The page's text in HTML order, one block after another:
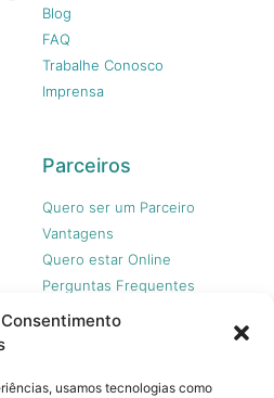
usamos tecnologias como
Blog
FAQ
Trabalhe Conosco
Imprensa
Parceiros
Quero ser um Parceiro
Vantagens
Quero estar Online
Perguntas Frequentes